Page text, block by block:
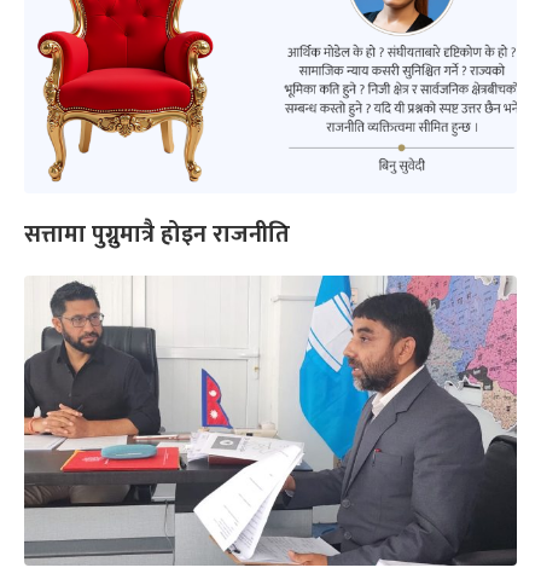
सत्तामा पुग्नुमात्रै होइन राजनीति